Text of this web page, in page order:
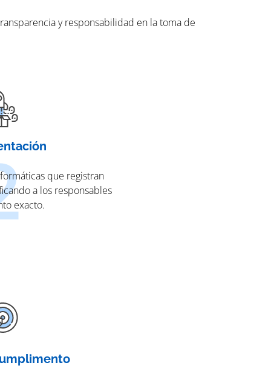
y responsabilidad en la toma de
que registran
a los responsables
exacto.